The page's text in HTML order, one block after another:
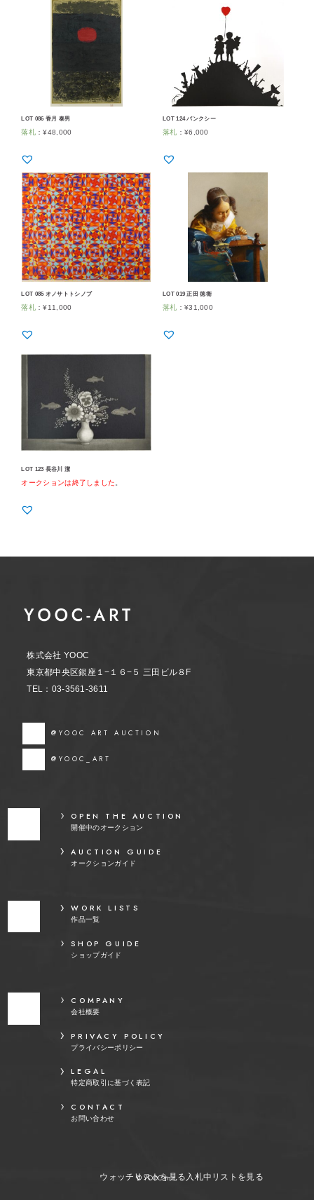
LOT 086 香月 泰男
落札 ：¥48,000
LOT 124 バンクシー
落札 ： ¥6,000
LOT 085 オノサトトシノブ
落札 ：¥11,000
LOT 019 正田 徳衛
落札 ： ¥31,000
LOT 123 長谷川 潔
オークションは終了しました。
株式会社 YOOC
東京都中央区銀座１−１６−５ 三田ビル８F
TEL：03-3561-3611
@YOOC ART AUCTION
@YOOC_ART
OPEN THE AUCTION
開催中のオークション
AUCTION GUIDE
オークションガイド
WORK LISTS
作品一覧
SHOP GUIDE
ショップガイド
COMPANY
会社概要
PRIVACY POLICY
プライバシーポリシー
LEGAL
特定商取引に基づく表記
CONTACT
お問い合わせ
© YOOC Inc.
ウォッチリストを見る 入札中リストを見る